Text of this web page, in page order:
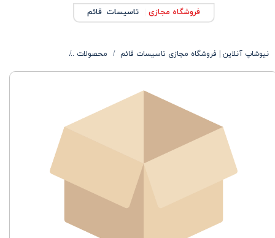
فروشگاه مجازی تاسیسات قائم
نیوشاپ آنلاین | فروشگاه مجازی تاسیسات قائم محصولات